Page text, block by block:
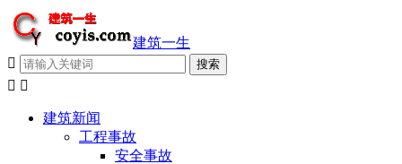
建筑一生

 
建筑新闻
工程事故
安全事故